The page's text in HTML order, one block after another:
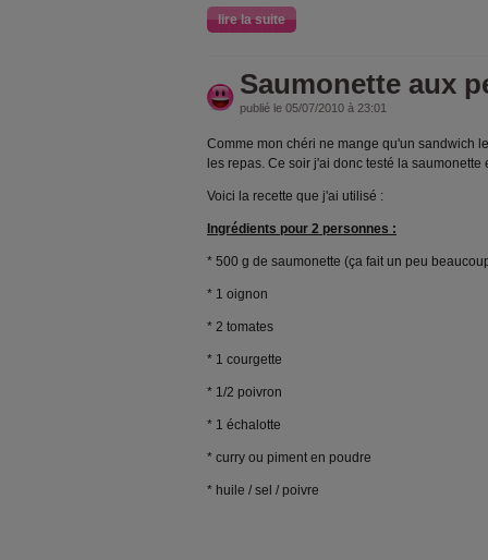
lire la suite
Saumonette aux
publié le 05/07/2010 à 23:01
Comme mon chéri ne mange qu'un sandwich
les repas. Ce soir j'ai donc testé la saumonette
Voici la recette que j'ai utilisé :
Ingrédients pour 2 personnes :
* 500 g de saumonette (ça fait un peu
* 1 oignon
* 2 tomates
* 1 courgette
* 1/2 poivron
* 1 échalotte
* curry ou piment en poudre
* huile / sel / poivre